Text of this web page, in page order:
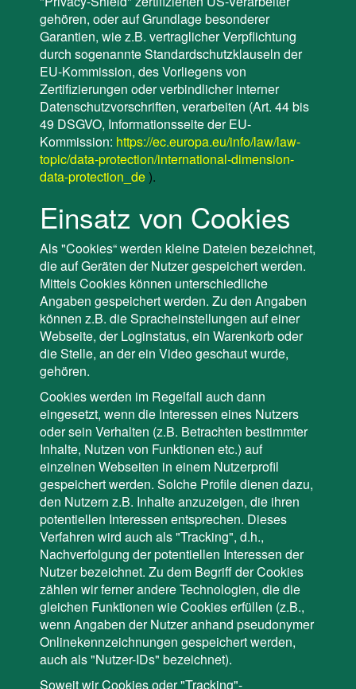
gehören, oder auf Grundlage besonderer
Garantien, wie z.B. vertraglicher Verpflichtung
durch sogenannte Standardschutzklauseln der
EU-Kommission, des Vorliegens von
Zertifizierungen oder verbindlicher interner
Datenschutzvorschriften, verarbeiten (Art. 44 bis
49 DSGVO, Informationsseite der EU-
Kommission: https://ec.europa.eu/info/law/law-
topic/data-protection/international-dimension-
data-protection_de ).
Einsatz von Cookies
Als "Cookies“ werden kleine Dateien bezeichnet,
die auf Geräten der Nutzer gespeichert werden.
Mittels Cookies können unterschiedliche
Angaben gespeichert werden. Zu den Angaben
können z.B. die Spracheinstellungen auf einer
Webseite, der Loginstatus, ein Warenkorb oder
die Stelle, an der ein Video geschaut wurde,
gehören.
Cookies werden im Regelfall auch dann
eingesetzt, wenn die Interessen eines Nutzers
oder sein Verhalten (z.B. Betrachten bestimmter
Inhalte, Nutzen von Funktionen etc.) auf
einzelnen Webseiten in einem Nutzerprofil
gespeichert werden. Solche Profile dienen dazu,
den Nutzern z.B. Inhalte anzuzeigen, die ihren
potentiellen Interessen entsprechen. Dieses
Verfahren wird auch als "Tracking", d.h.,
Nachverfolgung der potentiellen Interessen der
Nutzer bezeichnet. Zu dem Begriff der Cookies
zählen wir ferner andere Technologien, die die
gleichen Funktionen wie Cookies erfüllen (z.B.,
wenn Angaben der Nutzer anhand pseudonymer
Onlinekennzeichnungen gespeichert werden,
auch als "Nutzer-IDs" bezeichnet).
Soweit wir Cookies oder "Tracking"-